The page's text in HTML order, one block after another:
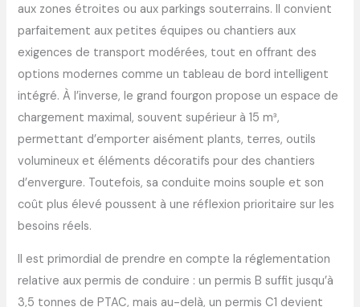
aux zones étroites ou aux parkings souterrains. Il convient
parfaitement aux petites équipes ou chantiers aux
exigences de transport modérées, tout en offrant des
options modernes comme un tableau de bord intelligent
intégré. À l’inverse, le grand fourgon propose un espace de
chargement maximal, souvent supérieur à 15 m³,
permettant d’emporter aisément plants, terres, outils
volumineux et éléments décoratifs pour des chantiers
d’envergure. Toutefois, sa conduite moins souple et son
coût plus élevé poussent à une réflexion prioritaire sur les
besoins réels.
Il est primordial de prendre en compte la réglementation
relative aux permis de conduire : un permis B suffit jusqu’à
3,5 tonnes de PTAC, mais au-delà, un permis C1 devient